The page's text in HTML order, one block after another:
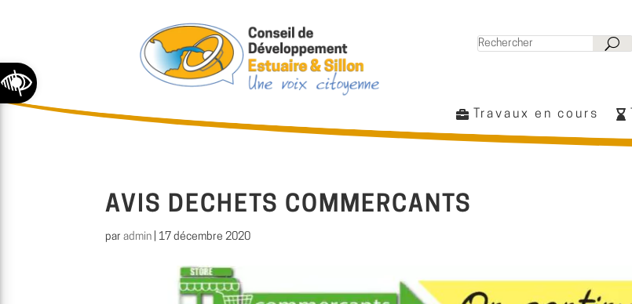
Ouvrir la barre d’outils
Travaux en cours
AVIS DECHETS COMMERCANTS
paradmin 17 décembre 2020